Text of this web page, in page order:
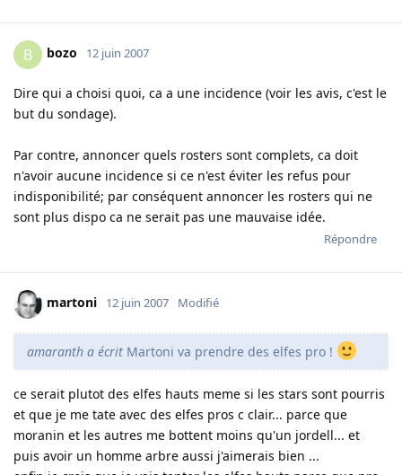
B bozo 12 juin 2007
Dire qui a choisi quoi, ca a une incidence (voir les avis, c'est le
but du sondage).
Par contre, annoncer quels rosters sont complets, ca doit
n'avoir aucune incidence si ce n'est éviter les refus pour
indisponibilité; par conséquent annoncer les rosters qui ne
sont plus dispo ca ne serait pas une mauvaise idée.
Répondre
martoni 12 juin 2007 Modifié
amaranth a écrit Martoni va prendre des elfes pro !
ce serait plutot des elfes hauts meme si les stars sont pourris
et que je me tate avec des elfes pros c clair... parce que
moranin et les autres me bottent moins qu'un jordell... et
puis avoir un homme arbre aussi j'aimerais bien ...